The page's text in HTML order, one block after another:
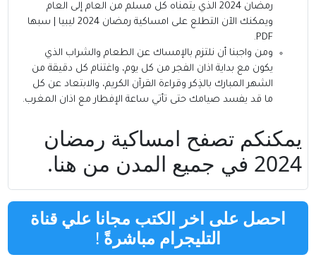
رمضان 2024 الذي يتمناه كل مسلم من العام إلى العام
ويمكنك الآن التطلع على امساكية رمضان 2024 ليبيا | سبها
PDF.
ومن واجبنا أن نلتزم بالإمساك عن الطعام والشراب الذي
يكون مع بداية اذان الفجر من كل يوم، واغتنام كل دقيقة من
الشهر المبارك بالذِكر وقراءة القرآن الكريم، والابتعاد عن كل
ما قد يفسد صيامك حتى تأتي ساعة الإفطار مع اذان المغرب.
يمكنكم تصفح امساكية رمضان
2024 في جميع المدن من
هنا.
احصل على اخر الكتب مجانا علي قناة
التليجرام مباشرةً !